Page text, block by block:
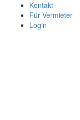
Kontakt
Für Vermieter
Login